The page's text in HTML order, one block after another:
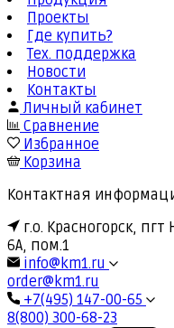
Проекты
Где купить?
Тех. поддержка
Новости
Контакты
Личный кабинет
Сравнение
Избранное
Корзина
Контактная
г.о. Красногорск,
6А, пом.1
info@km1.ru
order@km1.ru
+7(495) 147-00-65
8(800) 300-68-23